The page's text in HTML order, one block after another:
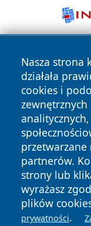
Nasza strona
działała
cookies i
przetwarzane
partnerów.
strony lub
wyrażasz
plików
prywatności.
Copyright © 2026
News Autorzy